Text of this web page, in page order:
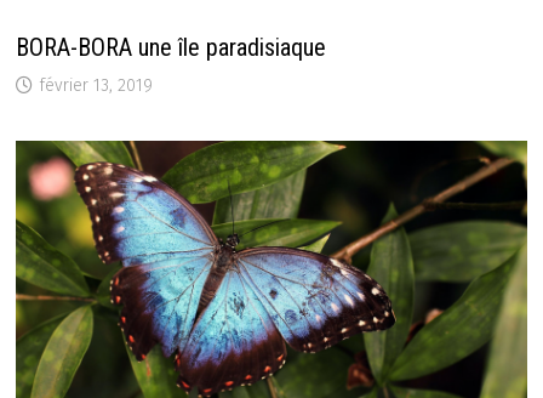
BORA-BORA une île paradisiaque
février 13, 2019